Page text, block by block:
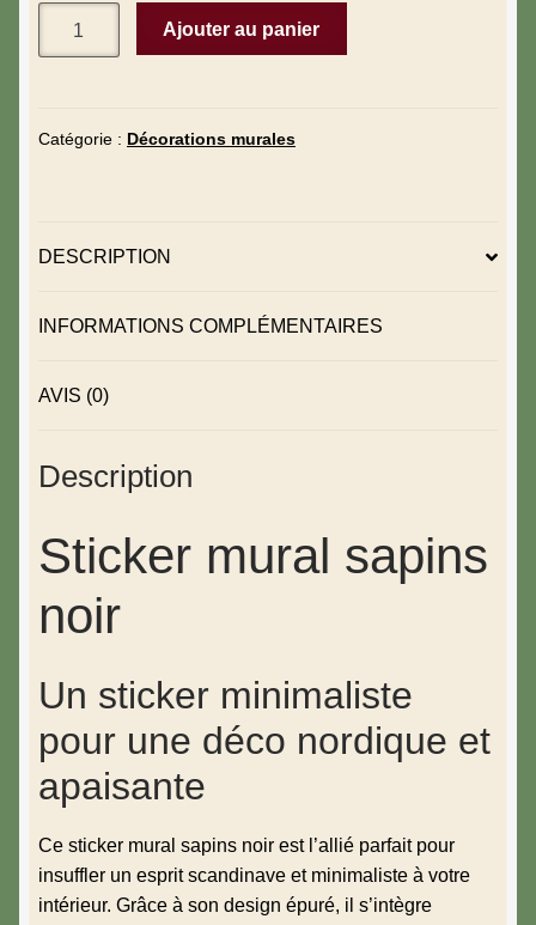
Ajouter au panier
Catégorie : Décorations murales
DESCRIPTION
INFORMATIONS COMPLÉMENTAIRES
AVIS (0)
Description
Sticker mural sapins
noir
Un sticker minimaliste
pour une déco nordique et
apaisante
Ce sticker mural sapins noir est l’allié parfait pour
insuffler un esprit scandinave et minimaliste à votre
intérieur. Grâce à son design épuré, il s’intègre